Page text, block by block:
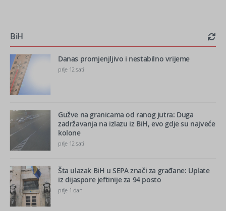
BiH
Danas promjenjljivo i nestabilno vrijeme
prije 12 sati
Gužve na granicama od ranog jutra: Duga
zadržavanja na izlazu iz BiH, evo gdje su najveće
kolone
prije 12 sati
Šta ulazak BiH u SEPA znači za građane: Uplate
iz dijaspore jeftinije za 94 posto
prije 1 dan